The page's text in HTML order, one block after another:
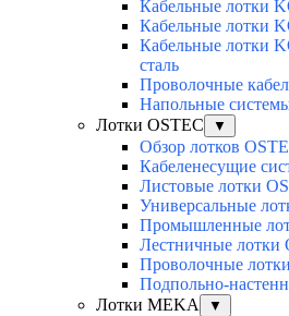
Кабельные лотки
Кабельные лотки
Кабельные лотки
сталь
Проволочные
Напольные
Лотки OSTEC
▼
Обзор лотков
Кабеленесущие
Листовые лотки
Универсальные
Промышленные
Лестничные
Проволочные
Подпольно-
Лотки MEKA
▼